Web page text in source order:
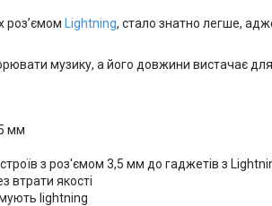
роз’ємом Lightning, стало знатно легше,
музику, а його довжини вистачає
мм
з роз'ємом 3,5 мм до гаджетів з
втрати якості
lightning